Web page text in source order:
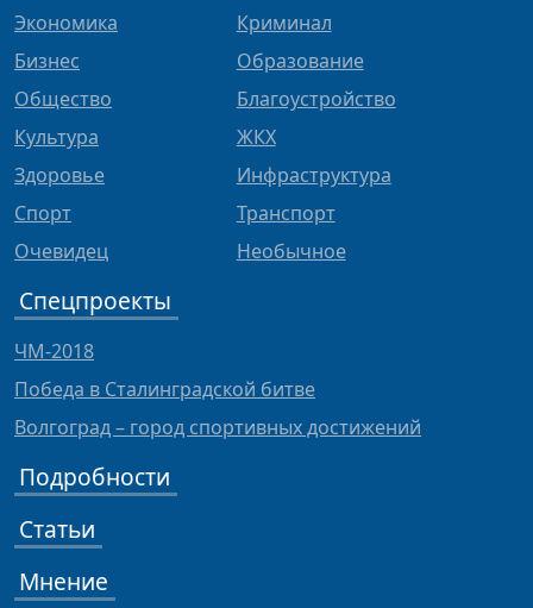
Экономика
Бизнес
Общество
Культура
Здоровье
Спорт
Очевидец
Криминал
Образование
Благоустройство
ЖКХ
Инфраструктура
Транспорт
Необычное
Спецпроекты
ЧМ-2018
Победа в Сталинградской битве
Волгоград – город спортивных достижений
Подробности
Статьи
Мнение